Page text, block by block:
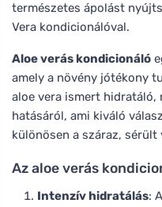
természetes ápolást
Vera kondicionálóval.
Aloe verás kondicionáló
amely a növény jótékony
aloe vera ismert hidratáló,
hatásáról, ami kiváló
különösen a száraz,
Az aloe verás
Intenzív hidratálás: